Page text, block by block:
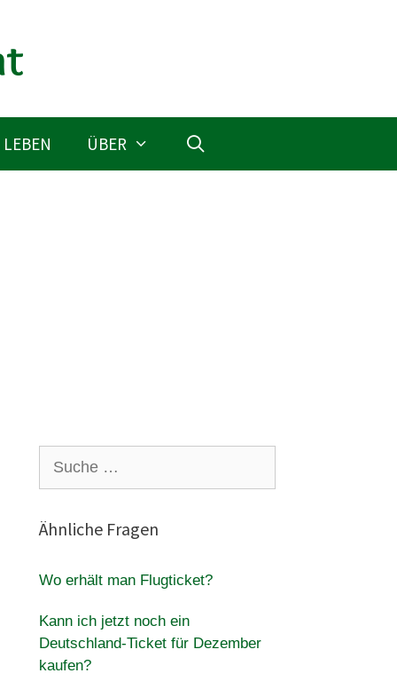
ÜBER
nach:
Ähnliche Fragen
Wo erhält man Flugticket?
Kann ich jetzt noch ein
Deutschland-Ticket für Dezember
kaufen?